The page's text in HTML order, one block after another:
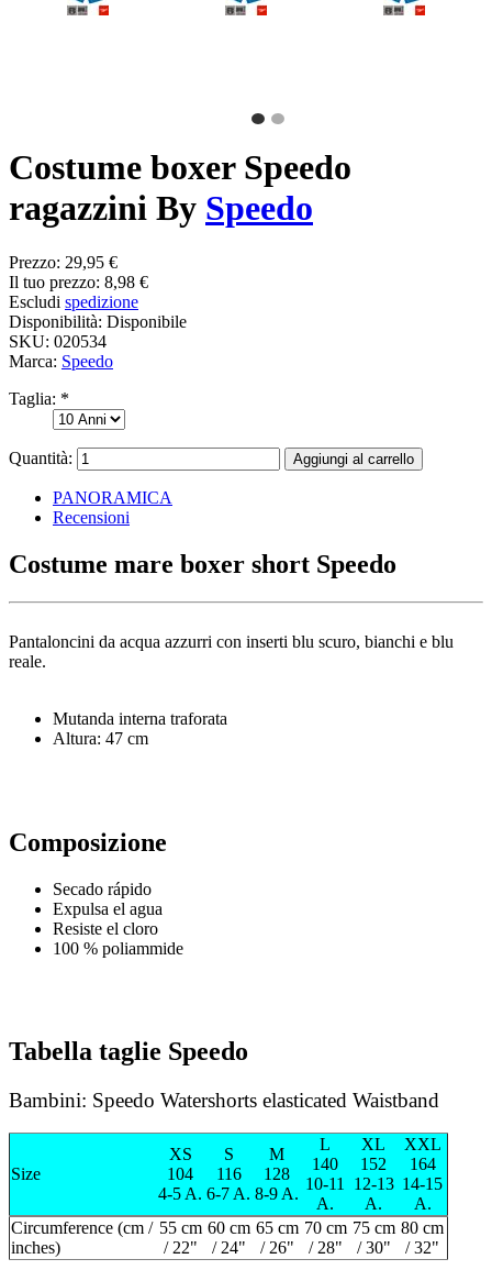
Costume boxer Speedo
ragazzini By Speedo
Prezzo: 29,95 €
Il tuo prezzo: 8,98 €
Escludi spedizione
Disponibilità: Disponibile
SKU: 020534
Marca: Speedo
Taglia: *
Quantità:
PANORAMICA
Recensioni
Costume mare boxer short Speedo
Pantaloncini da acqua azzurri con inserti blu scuro, bianchi e blu
reale.
Mutanda interna traforata
Altura: 47 cm
Composizione
Secado rápido
Expulsa el agua
Resiste el cloro
100 % poliammide
Tabella taglie Speedo
Bambini: Speedo Watershorts elasticated Waistband
Size
XS
104
4-5 A.
S
116
6-7 A.
M
128
8-9 A.
L
140
10-11
A.
XL
152
12-13
A.
XXL
164
14-15
A.
Circumference (cm /
inches)
55 cm
/ 22"
60 cm
/ 24"
65 cm
/ 26"
70 cm
/ 28"
75 cm
/ 30"
80 cm
/ 32"